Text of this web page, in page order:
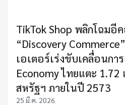
TikTok Shop พลิกโฉมอี
“Discovery
เอเตอร์เร่งขับเคลื่อนกา
Economy ไทยแตะ
สหรัฐฯ ภายในปี 2573
25 มี.ค. 2026